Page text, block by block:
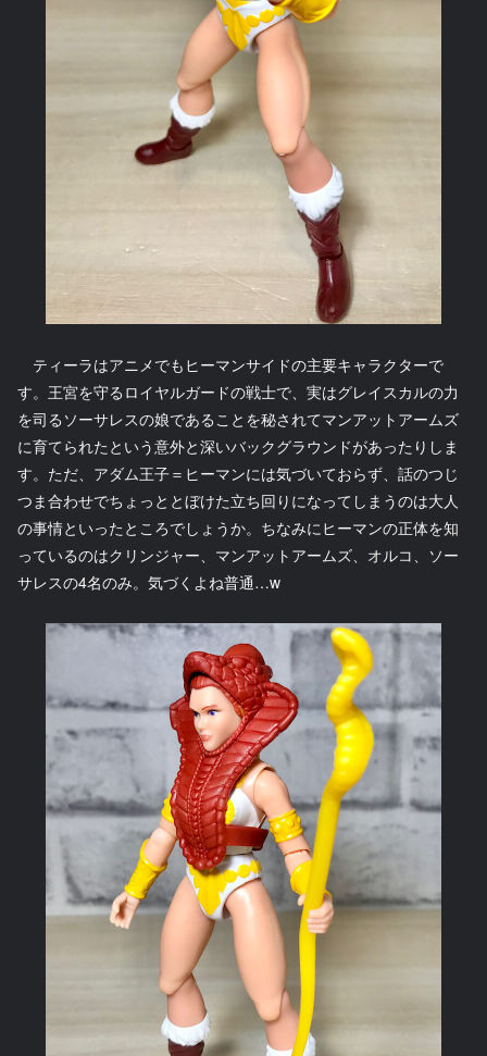
ティーラはアニメでもヒーマンサイドの主要キャラクターで
す。王宮を守るロイヤルガードの戦士で、実はグレイスカルの力
を司るソーサレスの娘であることを秘されてマンアットアームズ
に育てられたという意外と深いバックグラウンドがあったりしま
す。ただ、アダム王子＝ヒーマンには気づいておらず、話のつじ
つま合わせでちょっととぼけた立ち回りになってしまうのは大人
の事情といったところでしょうか。ちなみにヒーマンの正体を知
っているのはクリンジャー、マンアットアームズ、オルコ、ソー
サレスの4名のみ。気づくよね普通…w